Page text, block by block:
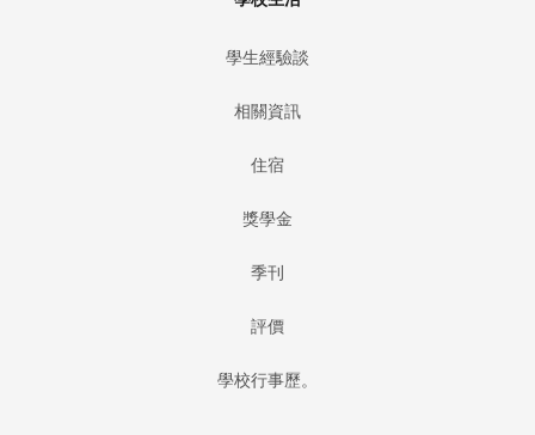
學生經驗談
相關資訊
住宿
獎學金
季刊
評價
學校行事歷。